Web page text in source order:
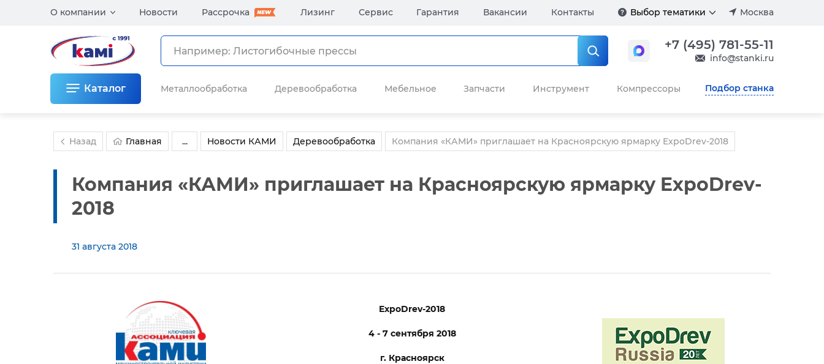
О компании Новости Рассрочка Лизинг Сервис Гарантия Вакансии Контакты Выбор тематики Москва
+7 (495) 781-55-11
info@stanki.ru
Каталог Металлообработка Деревообработка Мебельное Запчасти Инструмент Компрессоры Подбор станка
Назад Главная Новости КАМИ Деревообработка
... Компания «КАМИ» приглашает на Красноярскую ярмарку ExpoDrev-2018
Компания «КАМИ» приглашает на Красноярскую ярмарку ExpoDrev-
2018
31 августа 2018
ExpoDrev-2018
4 - 7 сентября 2018
г. Красноярск